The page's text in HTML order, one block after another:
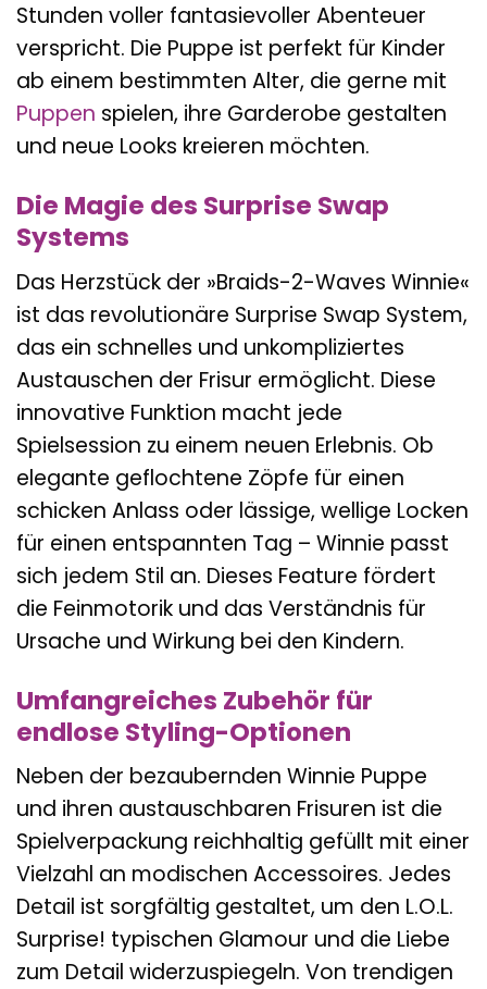
Stunden voller fantasievoller Abenteuer
verspricht. Die Puppe ist perfekt für Kinder
ab einem bestimmten Alter, die gerne mit
Puppen spielen, ihre Garderobe gestalten
und neue Looks kreieren möchten.
Die Magie des Surprise Swap
Systems
Das Herzstück der »Braids-2-Waves Winnie«
ist das revolutionäre Surprise Swap System,
das ein schnelles und unkompliziertes
Austauschen der Frisur ermöglicht. Diese
innovative Funktion macht jede
Spielsession zu einem neuen Erlebnis. Ob
elegante geflochtene Zöpfe für einen
schicken Anlass oder lässige, wellige Locken
für einen entspannten Tag – Winnie passt
sich jedem Stil an. Dieses Feature fördert
die Feinmotorik und das Verständnis für
Ursache und Wirkung bei den Kindern.
Umfangreiches Zubehör für
endlose Styling-Optionen
Neben der bezaubernden Winnie Puppe
und ihren austauschbaren Frisuren ist die
Spielverpackung reichhaltig gefüllt mit einer
Vielzahl an modischen Accessoires. Jedes
Detail ist sorgfältig gestaltet, um den L.O.L.
Surprise! typischen Glamour und die Liebe
zum Detail widerzuspiegeln. Von trendigen